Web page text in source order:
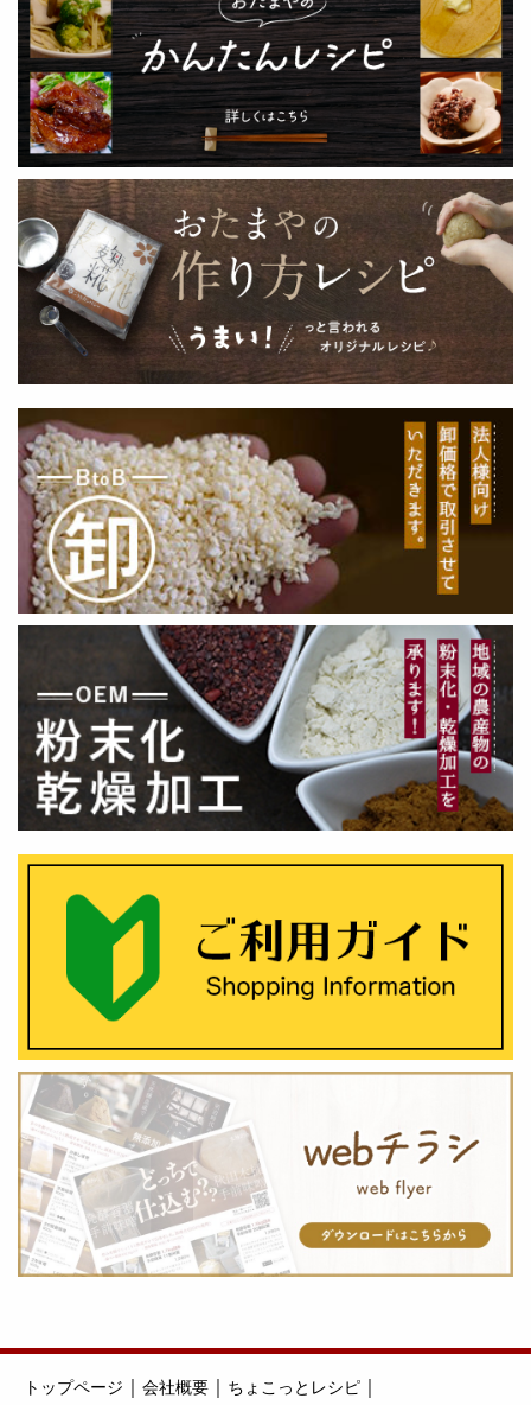
トップページ ｜ 会社概要 ｜ ちょこっとレシピ ｜